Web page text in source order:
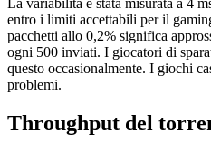
La variabilità è stata misurata a 4
entro i limiti accettabili per il
pacchetti allo 0,2% significa
ogni 500 inviati. I giocatori di
questo occasionalmente. I giochi
problemi.
Throughput del